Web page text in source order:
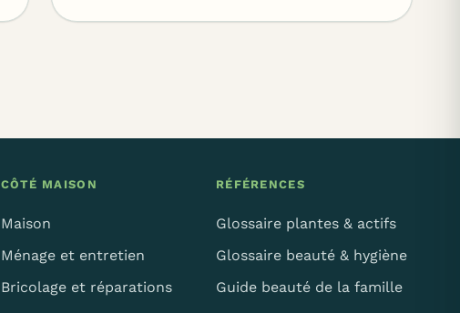
CÔTÉ MAISON
Maison
Ménage et entretien
Bricolage et réparations
RÉFÉRENCES
Glossaire plantes & actifs
Glossaire beauté & hygiène
Guide beauté de la famille